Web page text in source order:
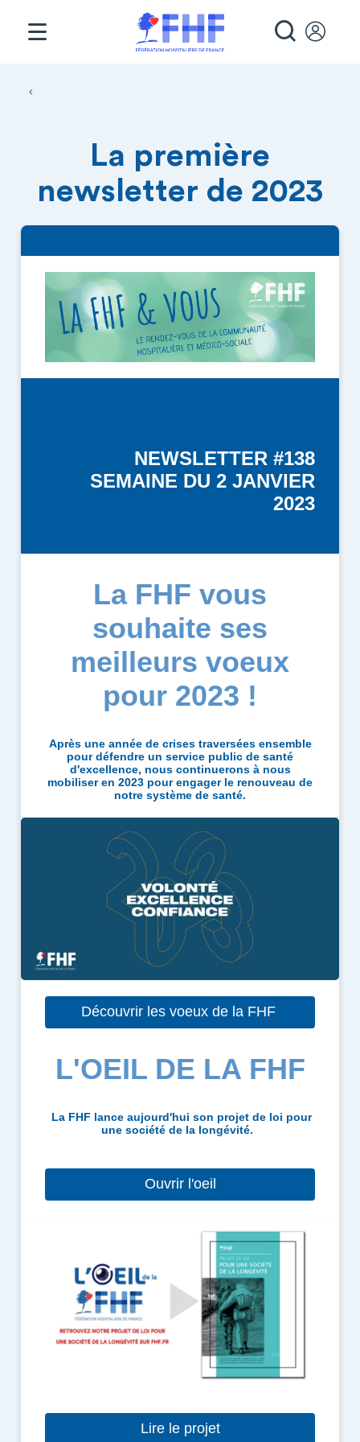
Fil d'Ariane
La première
newsletter de 2023
Panneau de gestion des cookies